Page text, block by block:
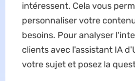
intéressent. Cela vous
personnaliser votre
besoins. Pour analyser
clients avec l'assistant IA
votre sujet et posez la